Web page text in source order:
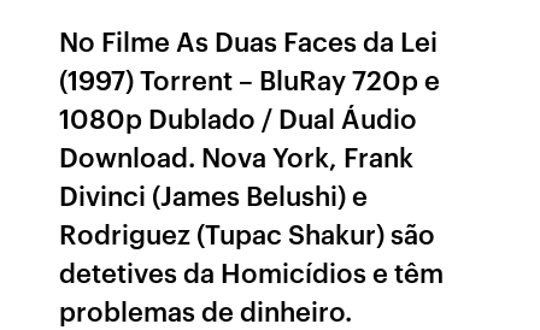
No Filme As Duas Faces da Lei
(1997) Torrent – BluRay 720p e
1080p Dublado / Dual Áudio
Download. Nova York, Frank
Divinci (James Belushi) e
Rodriguez (Tupac Shakur) são
detetives da Homicídios e têm
problemas de dinheiro.